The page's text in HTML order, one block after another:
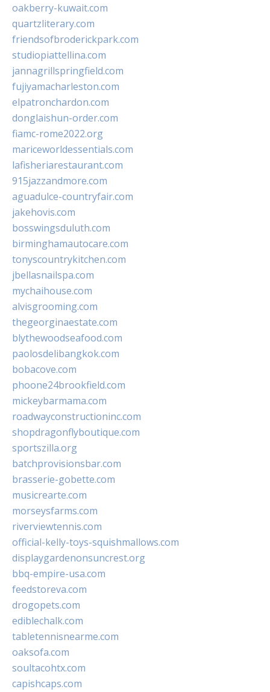
oakberry-kuwait.com
quartzliterary.com
friendsofbroderickpark.com
studiopiattellina.com
jannagrillspringfield.com
fujiyamacharleston.com
elpatronchardon.com
donglaishun-order.com
fiamc-rome2022.org
mariceworldessentials.com
lafisheriarestaurant.com
915jazzandmore.com
aguadulce-countryfair.com
jakehovis.com
bosswingsduluth.com
birminghamautocare.com
tonyscountrykitchen.com
jbellasnailspa.com
mychaihouse.com
alvisgrooming.com
thegeorginaestate.com
blythewoodseafood.com
paolosdelibangkok.com
bobacove.com
phoone24brookfield.com
mickeybarmama.com
roadwayconstructioninc.com
shopdragonflyboutique.com
sportszilla.org
batchprovisionsbar.com
brasserie-gobette.com
musicrearte.com
morseysfarms.com
riverviewtennis.com
official-kelly-toys-squishmallows.com
displaygardenonsuncrest.org
bbq-empire-usa.com
feedstoreva.com
drogopets.com
ediblechalk.com
tabletennisnearme.com
oaksofa.com
soultacohtx.com
capishcaps.com